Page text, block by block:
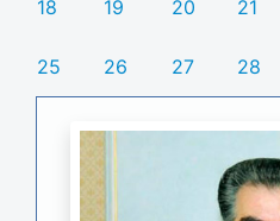
18 19 20 21
25 26 27 28